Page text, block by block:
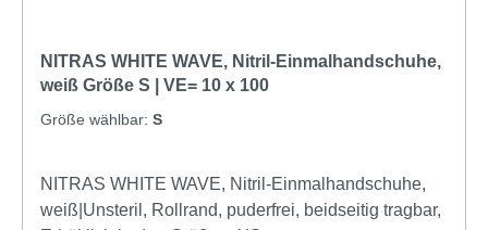
NITRAS WHITE WAVE, Nitril-Einmalhandschuhe,
weiß Größe S | VE= 10 x 100
Größe wählbar: S
NITRAS WHITE WAVE, Nitril-Einmalhandschuhe,
weiß|Unsteril, Rollrand, puderfrei, beidseitig tragbar,